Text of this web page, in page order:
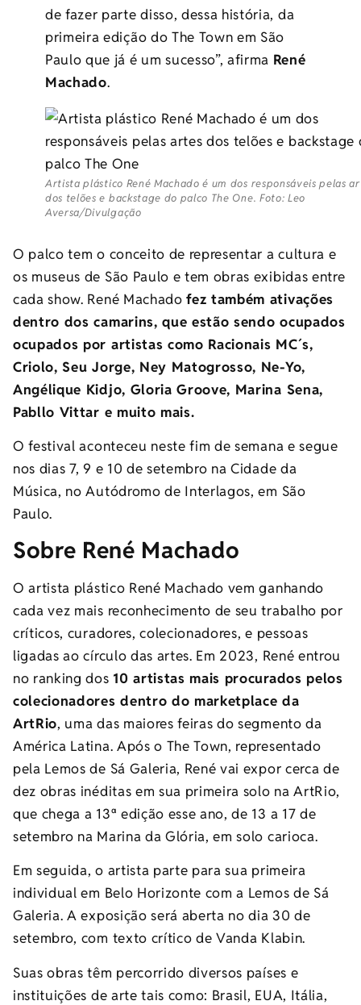
de fazer parte disso, dessa história, da
primeira edição do The Town em São
Paulo que já é um sucesso”, afirma René
Machado.
Artista plástico René Machado é um dos responsáveis pelas
dos telões e backstage do palco The One. Foto: Leo
Aversa/Divulgação
O palco tem o conceito de representar a cultura e
os museus de São Paulo e tem obras exibidas entre
cada show. René Machadofez também ativações
dentro dos camarins, que estão sendo ocupados
ocupados por artistas como Racionais MC´s,
Criolo, Seu Jorge, Ney Matogrosso, Ne-Yo,
Angélique Kidjo, Gloria Groove, Marina Sena,
Pabllo Vittar e muito mais.
O festival aconteceu neste fim de semana e segue
nos dias 7, 9 e 10 de setembro na Cidade da
Música, no Autódromo de Interlagos, em São
Paulo.
Sobre René Machado
O artista plástico René Machado vem ganhando
cada vez mais reconhecimento de seu trabalho por
críticos, curadores, colecionadores, e pessoas
ligadas ao círculo das artes. Em 2023, René entrou
no ranking dos 10 artistas mais procurados pelos
colecionadores dentro do marketplace da
ArtRio, uma das maiores feiras do segmento da
América Latina. Após o The Town, representado
pela Lemos de Sá Galeria, René vai expor cerca de
dez obras inéditas em sua primeira solo na ArtRio,
que chega a 13ª edição esse ano, de 13 a 17 de
setembro na Marina da Glória, em solo carioca.
Em seguida, o artista parte para sua primeira
individual em Belo Horizonte com a Lemos de Sá
Galeria. A exposição será aberta no dia 30 de
setembro, com texto crítico de Vanda Klabin.
Suas obras têm percorrido diversos países e
instituições de arte tais como: Brasil, EUA, Itália,